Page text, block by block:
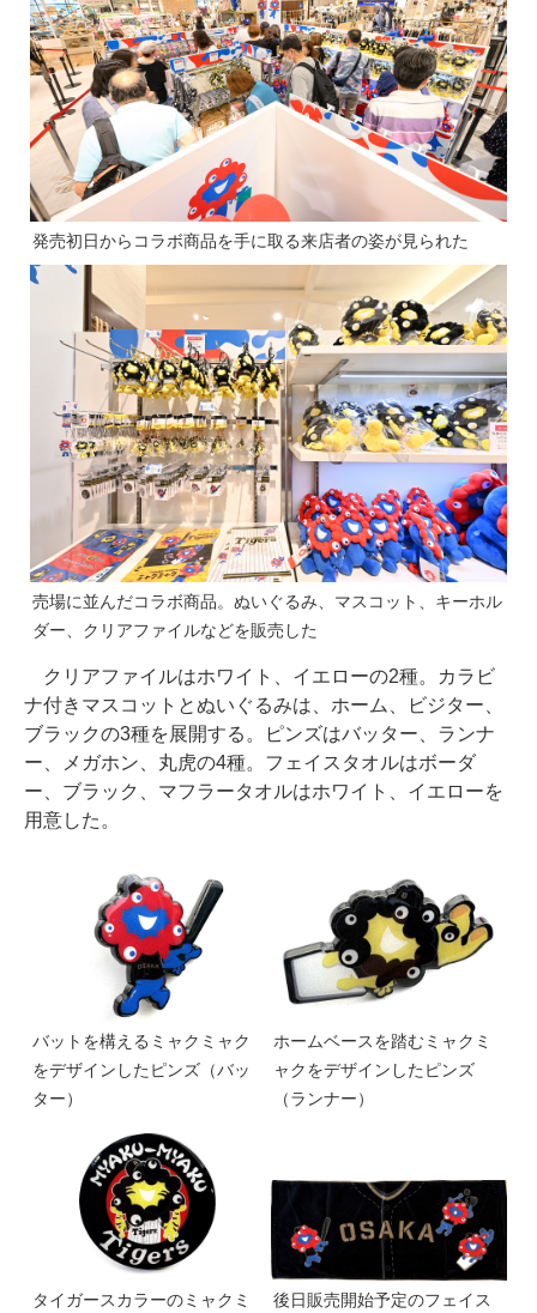
発売初日からコラボ商品を手に取る来店者の姿が見られた
売場に並んだコラボ商品。ぬいぐるみ、マスコット、キーホル
ダー、クリアファイルなどを販売した
クリアファイルはホワイト、イエローの2種。カラビ
ナ付きマスコットとぬいぐるみは、ホーム、ビジター、
ブラックの3種を展開する。ピンズはバッター、ランナ
ー、メガホン、丸虎の4種。フェイスタオルはボーダ
ー、ブラック、マフラータオルはホワイト、イエローを
用意した。
バットを構えるミャクミャク
をデザインしたピンズ（バッ
ター）
ホームベースを踏むミャクミ
ャクをデザインしたピンズ
（ランナー）
タイガースカラーのミャクミ
後日販売開始予定のフェイス